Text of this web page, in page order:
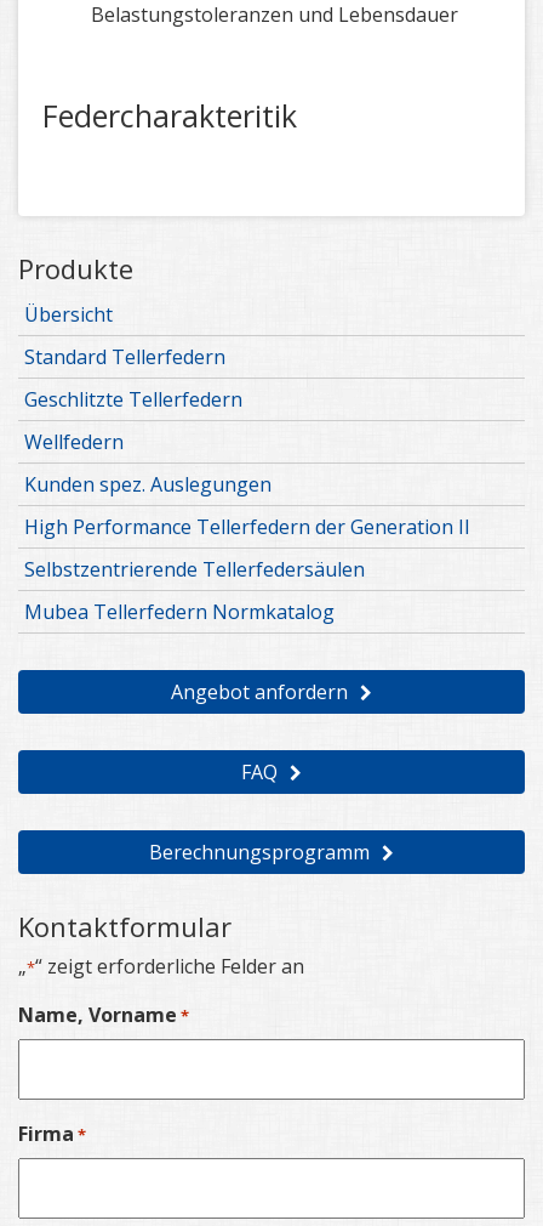
Belastungstoleranzen und Lebensdauer
Federcharakteritik
Produkte
Übersicht
Standard Tellerfedern
Geschlitzte Tellerfedern
Wellfedern
Kunden spez. Auslegungen
High Performance Tellerfedern der Generation II
Selbstzentrierende Tellerfedersäulen
Mubea Tellerfedern Normkatalog
Angebot anfordern
FAQ
Berechnungsprogramm
Kontaktformular
„*“ zeigt erforderliche Felder an
Name, Vorname *
Firma *